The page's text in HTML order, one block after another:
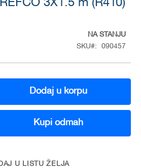
3X1.5 m (R410)
NA STANJU
SKU
090457
Dodaj u korpu
Kupi odmah
U LISTU ŽELJA